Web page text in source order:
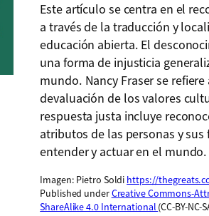
Este artículo se centra en el
a través de la traducción y
educación abierta. El
una forma de injusticia
mundo. Nancy Fraser se
devaluación de los valores
respuesta justa incluye
atributos de las personas y sus
entender y actuar en el mundo.
Imagen: Pietro Soldihttps://
Published underCreative Commons-
ShareAlike 4.0 International(CC-BY-NC-